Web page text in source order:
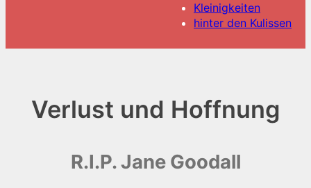
Kleinigkeiten
hinter den Kulissen
Verlust und Hoffnung
R.I.P. Jane Goodall